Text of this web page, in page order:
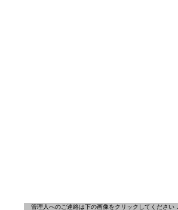
管理人へのご連絡は下の画像をクリックしてください．